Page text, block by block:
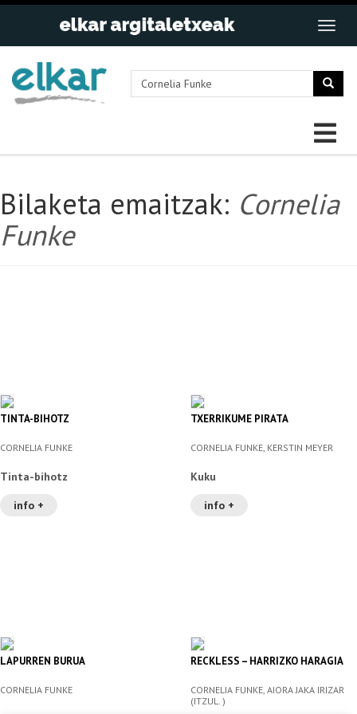
Bilaketa emaitzak: Cornelia
Funke
TINTA-BIHOTZ
CORNELIA FUNKE
Tinta-bihotz
info +
TXERRIKUME PIRATA
CORNELIA FUNKE, KERSTIN MEYER
Kuku
info +
LAPURREN BURUA
CORNELIA FUNKE
RECKLESS – HARRIZKO HARAGIA
CORNELIA FUNKE, AIORA JAKA IRIZAR
(ITZUL. )